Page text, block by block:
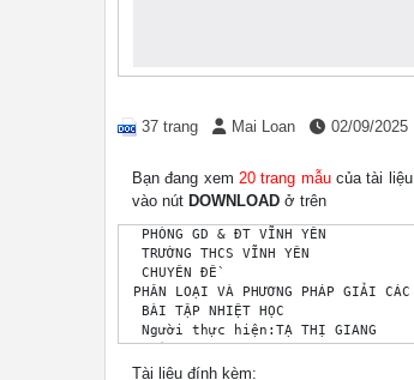
37 trang Mai Loan 02/09/2025
Bạn đang xem 20 trang mẫucủa tài liệu
vào nút DOWNLOAD ở trên
PHÒNG GD & ĐT VĨNH YÊN
TRƯỜNG THCS VĨNH YÊN
CHUYÊN ĐỀ
PHÂN LOẠI VÀ PHƯƠNG PHÁP GIẢI CÁC
BÀI TẬP NHIỆT HỌC
Người thực hiện:TẠ THỊ GIANG
Tổ: KHTN
Vĩnh Yên, tháng 01 năm 2012
Tài liệu đính kèm: